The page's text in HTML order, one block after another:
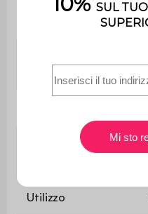
Altezza della
Peso massimo
Utilizzo